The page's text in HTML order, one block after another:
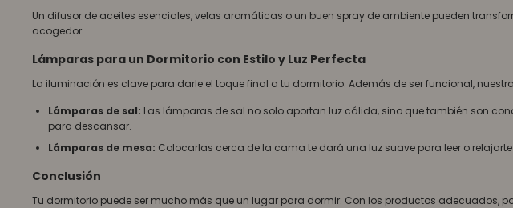
Un difusor de aceites esenciales, velas aromáticas o un buen spray de ambiente pueden
acogedor.
Lámparas para un Dormitorio con Estilo y Luz Perfecta
La iluminación es clave para darle el toque final a tu dormitorio. Además de ser funcional,
Lámparas de sal: Las lámparas de sal no solo aportan luz cálida, sino que también son
para descansar.
Lámparas de mesa: Colocarlas cerca de la cama te dará una luz suave para leer o
Conclusión
Tu dormitorio puede ser mucho más que un lugar para dormir. Con los productos adecuados,